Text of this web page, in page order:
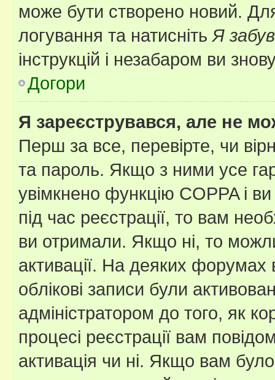
може бути створено новий.
логування та натисніть Я
інструкцій і незабаром ви
Догори
Я зареєструвався, але не
Перш за все, перевірте, чи
та пароль. Якщо з ними усе
увімкнено функцію COPPA і
під час реєстрації, то вам
ви отримали. Якщо ні, то
активації. На деяких форумах
облікові записи були
адміністратором до того, як
процесі реєстрації вам
активація чи ні. Якщо вам